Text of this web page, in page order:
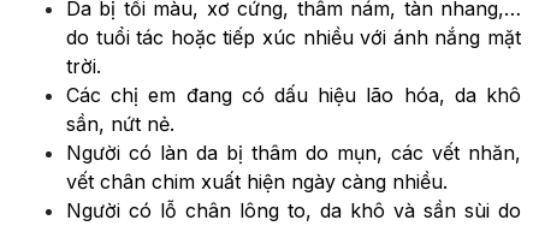
Da bị tối màu, xơ cứng, thâm nám, tàn nhang,…
do tuổi tác hoặc tiếp xúc nhiều với ánh nắng mặt
trời.
Các chị em đang có dấu hiệu lão hóa, da khô
sần, nứt nẻ.
Người có làn da bị thâm do mụn, các vết nhăn,
vết chân chim xuất hiện ngày càng nhiều.
Người có lỗ chân lông to, da khô và sần sùi do